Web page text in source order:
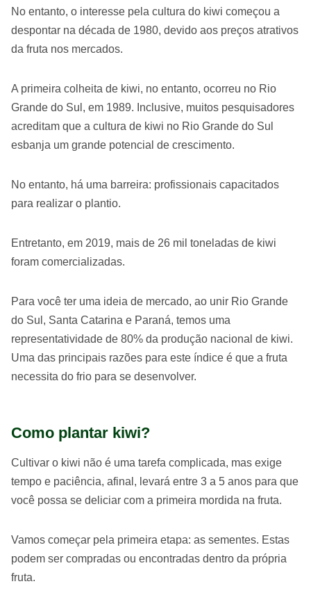
No entanto, o interesse pela cultura do kiwi começou a
despontar na década de 1980, devido aos preços atrativos
da fruta nos mercados.
A primeira colheita de kiwi, no entanto, ocorreu no Rio
Grande do Sul, em 1989. Inclusive, muitos pesquisadores
acreditam que a cultura de kiwi no Rio Grande do Sul
esbanja um grande potencial de crescimento.
No entanto, há uma barreira: profissionais capacitados
para realizar o plantio.
Entretanto, em 2019, mais de 26 mil toneladas de kiwi
foram comercializadas.
Para você ter uma ideia de mercado, ao unir Rio Grande
do Sul, Santa Catarina e Paraná, temos uma
representatividade de 80% da produção nacional de kiwi.
Uma das principais razões para este índice é que a fruta
necessita do frio para se desenvolver.
Como plantar kiwi?
Cultivar o kiwi não é uma tarefa complicada, mas exige
tempo e paciência, afinal, levará entre 3 a 5 anos para que
você possa se deliciar com a primeira mordida na fruta.
Vamos começar pela primeira etapa: as sementes. Estas
podem ser compradas ou encontradas dentro da própria
fruta.